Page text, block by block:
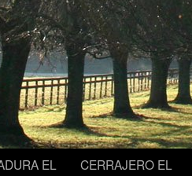
EL
CERRAJERO EL